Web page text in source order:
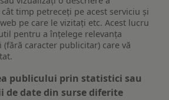
timp petreceți pe acest serviciu și
pe care le vizitați etc. Acest lucru
pentru a înțelege relevanța
caracter publicitar) care vă
publicului prin statistici sau
de date din surse diferite